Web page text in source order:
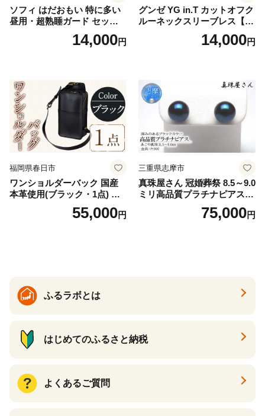
ソフィ はだおもい 特に多い
昼用・超熟睡ガード セット
羽付き ナプキン 生理用品 サ
ニタリー ユニ・チャーム
14,000円
グンゼ YG in.T カットオフク
ルーネックスリーブレス【Y
V2618P】Lサイズ クリアベ
ージュ3枚セット [№5716-04
14,000円
福岡県春日市
ワンショルダーバック 国産
本革使用(ブラック・1点) 鞄
バック バッグ カバン レザー
国産 日本製 牛革 黒 革 革製
55,000円
三重県志摩市
真珠屋さん 冠婚葬祭 8.5～9.0
ミリ高品質プラチナピアス P
t900 志摩産アコヤ真珠 ブラ
ックパール 黒真珠75,000円
ふるラボとは
はじめてのふるさと納税
よくあるご質問